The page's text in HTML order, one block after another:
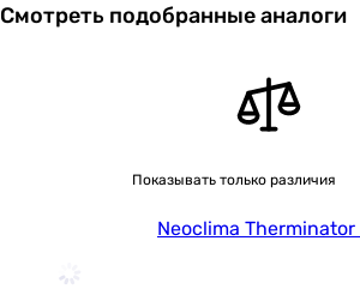
Смотреть подобранные аналоги
Показывать только различия
Neoclima